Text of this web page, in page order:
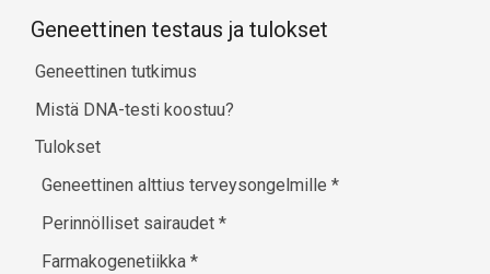
Geneettinen testaus ja tulokset
Geneettinen tutkimus
Mistä DNA-testi koostuu?
Tulokset
Geneettinen alttius terveysongelmille*
Perinnölliset sairaudet*
Farmakogenetiikka*